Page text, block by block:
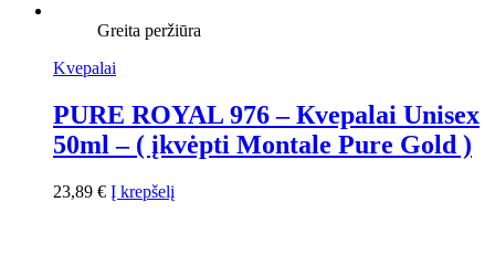
Greita peržiūra
Kvepalai
PURE ROYAL 976 – Кvepalai Unisex
50ml – ( įkvėpti Montale Pure Gold )
23,89 € Į krepšelį